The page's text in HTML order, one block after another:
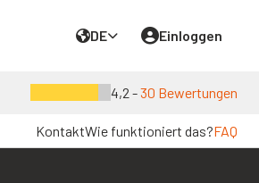
DE Einloggen
4,2 -30 Bewertungen
KontaktWie funktioniert das?FAQ